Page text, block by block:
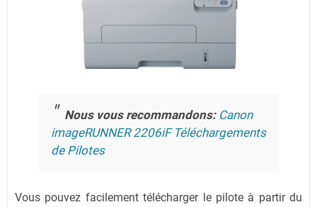
Nous vous recommandons: Canon
imageRUNNER 2206iF Téléchargements
de Pilotes
Vous pouvez facilement télécharger le pilote à partir du